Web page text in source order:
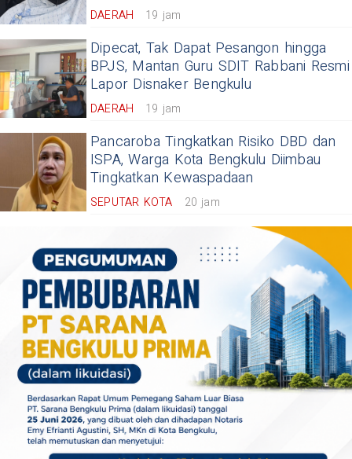
DAERAH 19 jam
Dipecat, Tak Dapat Pesangon hingga
BPJS, Mantan Guru SDIT Rabbani Resmi
Lapor Disnaker Bengkulu
DAERAH 19 jam
Pancaroba Tingkatkan Risiko DBD dan
ISPA, Warga Kota Bengkulu Diimbau
Tingkatkan Kewaspadaan
SEPUTAR KOTA 20 jam